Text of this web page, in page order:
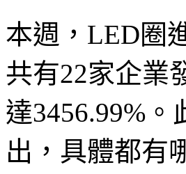
本週，LED圈
共有22家企業
達3456.99%
出，具體都有